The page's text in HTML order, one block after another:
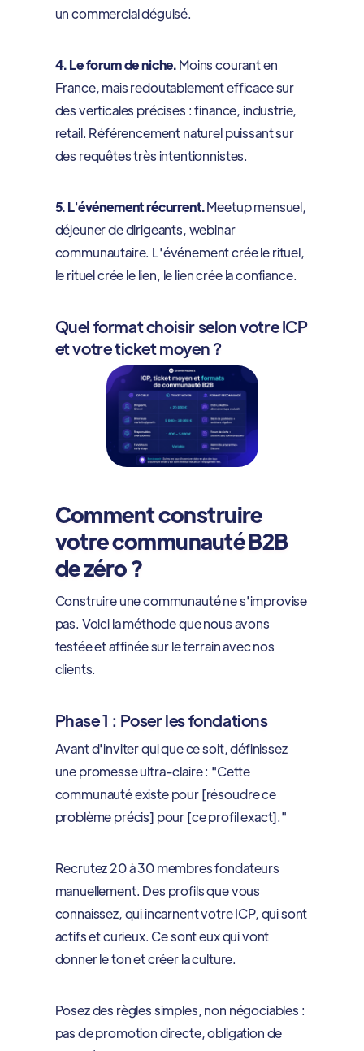
un commercial déguisé.
4. Le forum de niche.Moins courant en
France, mais redoutablement efficace sur
des verticales précises : finance, industrie,
retail. Référencement naturel puissant sur
des requêtes très intentionnistes.
5. L'événement récurrent.Meetup mensuel,
déjeuner de dirigeants, webinar
communautaire. L'événement crée le rituel,
le rituel crée le lien, le lien crée la confiance.
Quel format choisir selon votre ICP
et votre ticket moyen ?
Comment construire
votre communauté B2B
de zéro ?
Construire une communauté ne s'improvise
pas. Voici la méthode que nous avons
testée et affinée sur le terrain avec nos
clients.
Phase 1 : Poser les fondations
Avant d'inviter qui que ce soit, définissez
une promesse ultra-claire : "Cette
communauté existe pour [résoudre ce
problème précis] pour [ce profil exact]."
Recrutez 20 à 30 membres fondateurs
manuellement. Des profils que vous
connaissez, qui incarnent votre ICP, qui sont
actifs et curieux. Ce sont eux qui vont
donner le ton et créer la culture.
Posez des règles simples, non négociables :
pas de promotion directe, obligation de